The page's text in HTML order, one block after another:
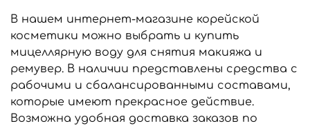
В нашем интернет-магазине корейской
косметики можно выбрать и купить
мицеллярную воду для снятия макияжа и
ремувер. В наличии представлены средства с
рабочими и сбалансированными составами,
которые имеют прекрасное действие.
Возможна удобная доставка заказов по